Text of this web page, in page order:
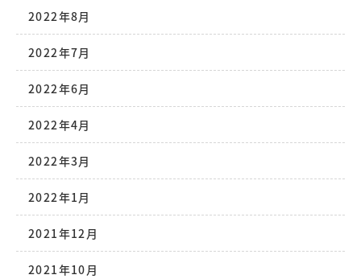
2022年8月
2022年7月
2022年6月
2022年4月
2022年3月
2022年1月
2021年12月
2021年10月